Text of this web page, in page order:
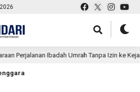
Ibadah Umrah Tanpa Izin ke Kejaksaan